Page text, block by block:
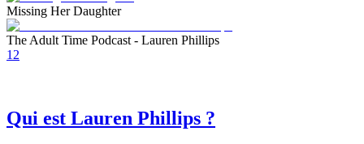
Missing Her Daughter
The Adult Time Podcast - Lauren Phillips
1 2
Qui est Lauren Phillips ?